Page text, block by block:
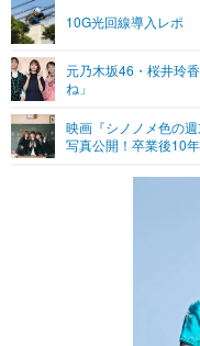
ショッピング
ライフTOP
リリース一覧
プッシュ通知の停止方法
10G光回線導入レポ
元乃木坂46・桜井玲
ね」
映画『シノノメ色の
写真公開！卒業後10